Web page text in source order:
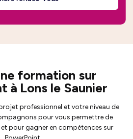
formation sur
à Lons le Saunier
professionnel et votre niveau de
pour vous permettre de
pour gagner en compétences sur